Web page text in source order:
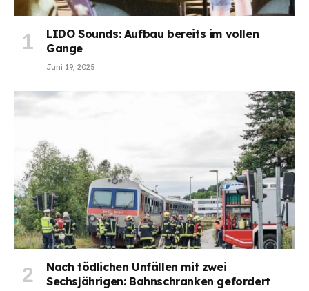
LIDO Sounds: Aufbau bereits im vollen
Gange
Juni 19, 2025
Nach tödlichen Unfällen mit zwei
Sechsjährigen: Bahnschranken gefordert